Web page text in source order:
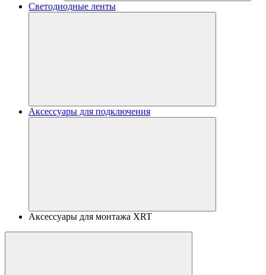
Светодиодные ленты
Аксессуары для подключения
Аксессуары для монтажа XRT